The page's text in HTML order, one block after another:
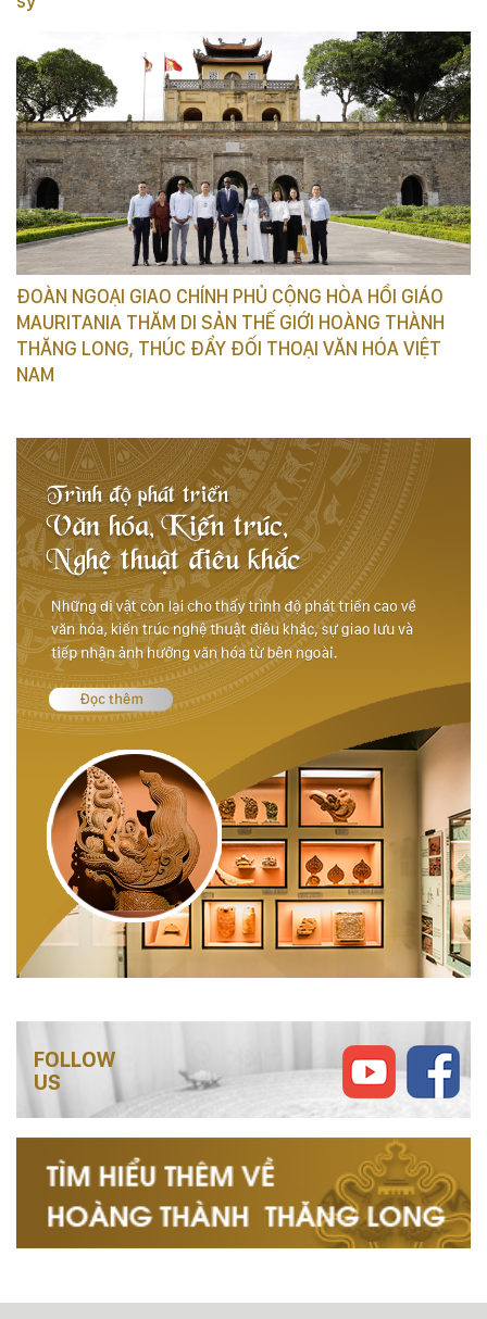
ĐOÀN NGOẠI GIAO CHÍNH PHỦ CỘNG HÒA HỒI GIÁO
MAURITANIA THĂM DI SẢN THẾ GIỚI HOÀNG THÀNH
THĂNG LONG, THÚC ĐẨY ĐỐI THOẠI VĂN HÓA VIỆT
NAM
FOLLOW
US